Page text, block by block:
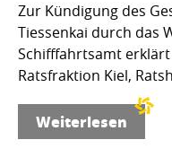
Zur Kündigung des
Tiessenkai durch das
Schifffahrtsamt
Ratsfraktion Kiel,
Weiterlesen